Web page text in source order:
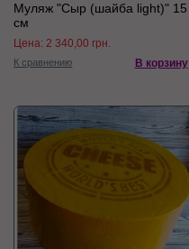
Муляж "Сыр (шайба light)" 15
см
Цена:2 340,00 грн.
К сравнению В корзину